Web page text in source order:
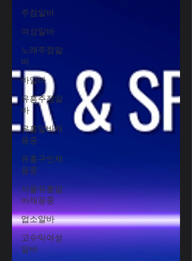
주점알바
여성알바
노래주점알
바
바알바
유흥주점알
바
유흥알바채
용중
유흥구인채
용중
서울유흥알
바채용중
업소알바
고수익여성
알바